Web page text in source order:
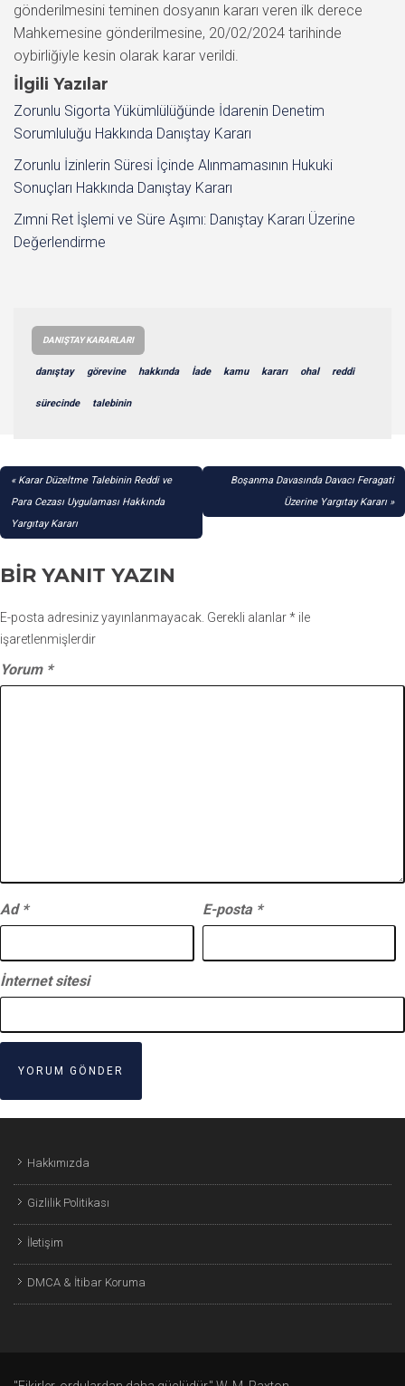
gönderilmesini teminen dosyanın kararı veren ilk derece
Mahkemesine gönderilmesine, 20/02/2024 tarihinde
oybirliğiyle kesin olarak karar verildi.
İlgili Yazılar
Zorunlu Sigorta Yükümlülüğünde İdarenin Denetim
Sorumluluğu Hakkında Danıştay Kararı
Zorunlu İzinlerin Süresi İçinde Alınmamasının Hukuki
Sonuçları Hakkında Danıştay Kararı
Zımni Ret İşlemi ve Süre Aşımı: Danıştay Kararı Üzerine
Değerlendirme
DANIŞTAY KARARLARI
danıştay görevine hakkında İade kamu kararı ohal reddi
sürecinde talebinin
YAZI
GEZINMESI
Karar Düzeltme Talebinin Reddi ve
Para Cezası Uygulaması Hakkında
Yargıtay Kararı
Boşanma Davasında Davacı Feragati
Üzerine Yargıtay Kararı
BIR YANIT YAZIN
E-posta adresiniz yayınlanmayacak. Gerekli alanlar* ile
işaretlenmişlerdir
Yorum *
Ad * E-posta *
İnternet sitesi
Hakkımızda
Gizlilik Politikası
İletişim
DMCA & İtibar Koruma